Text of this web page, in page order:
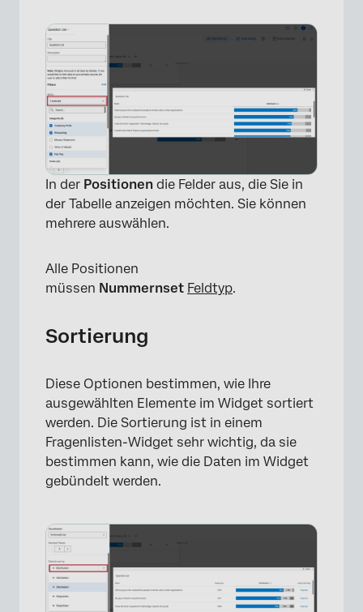
×
In der Positionen die Felder aus, die Sie in
der Tabelle anzeigen möchten. Sie können
mehrere auswählen.
Alle Positionen
müssen Nummernset Feldtyp.
Sortierung
Diese Optionen bestimmen, wie Ihre
ausgewählten Elemente im Widget sortiert
werden. Die Sortierung ist in einem
Fragenlisten-Widget sehr wichtig, da sie
bestimmen kann, wie die Daten im Widget
gebündelt werden.